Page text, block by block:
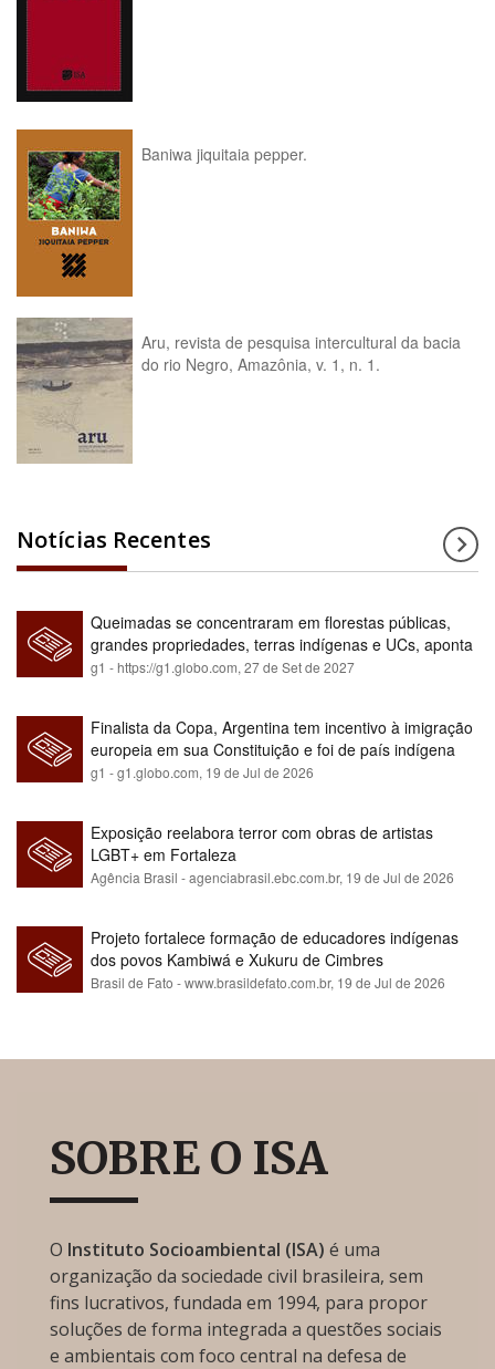
Baniwa jiquitaia pepper.
Aru, revista de pesquisa intercultural da bacia
do rio Negro, Amazônia, v. 1, n. 1.
Notícias Recentes
Queimadas se concentraram em florestas públicas,
grandes propriedades, terras indígenas e UCs, aponta
relatório
g1 - https://g1.globo.com, 27 de Set de 2027
Finalista da Copa, Argentina tem incentivo à imigração
europeia em sua Constituição e foi de país indígena
para maioria branca
g1 - g1.globo.com, 19 de Jul de 2026
Exposição reelabora terror com obras de artistas
LGBT+ em Fortaleza
Agência Brasil - agenciabrasil.ebc.com.br, 19 de Jul de 2026
Projeto fortalece formação de educadores indígenas
dos povos Kambiwá e Xukuru de Cimbres
Brasil de Fato - www.brasildefato.com.br, 19 de Jul de 2026
SOBRE O ISA
O Instituto Socioambiental (ISA) é uma
organização da sociedade civil brasileira, sem
fins lucrativos, fundada em 1994, para propor
soluções de forma integrada a questões sociais
e ambientais com foco central na defesa de